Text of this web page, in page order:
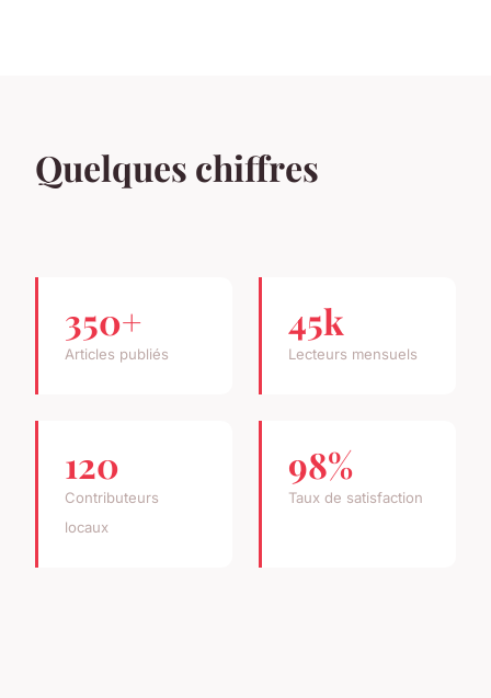
Quelques chiffres
350+
Articles publiés
45k
Lecteurs mensuels
120
Contributeurs
locaux
98%
Taux de satisfaction